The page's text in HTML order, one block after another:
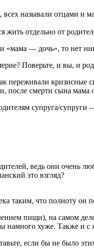
называли отцами и
жить отдельно от
— дочь», то нет
Поверьте, и вы, и
переживали кризисные
смерти сына мама
супруга/супруги
ведь они очень
это взгляд?
таким, что полноту он
пищи), на самом
намного хуже. Также и с
если бы не было